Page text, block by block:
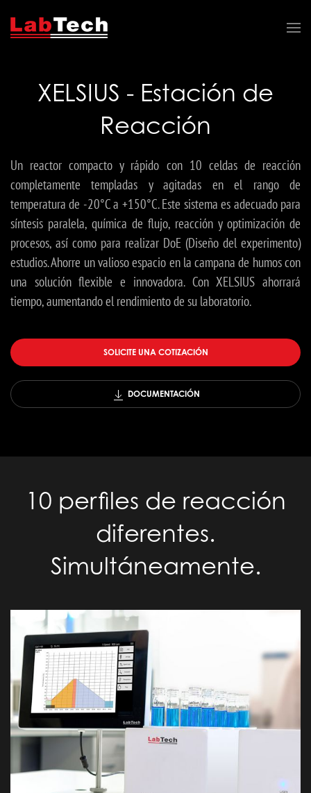
XELSIUS - Estación de
Reacción
Un reactor compacto y rápido con 10 celdas de reacción
completamente templadas y agitadas en el rango de
temperatura de -20°C a +150°C. Este sistema es adecuado para
síntesis paralela, química de flujo, reacción y optimización de
procesos, así como para realizar DoE (Diseño del experimento)
estudios. Ahorre un valioso espacio en la campana de humos con
una solución flexible e innovadora. Con XELSIUS ahorrará
tiempo, aumentando el rendimiento de su laboratorio.
SOLICITE UNA COTIZACIÓN
DOCUMENTACIÓN
10 perfiles de reacción
diferentes.
Simultáneamente.